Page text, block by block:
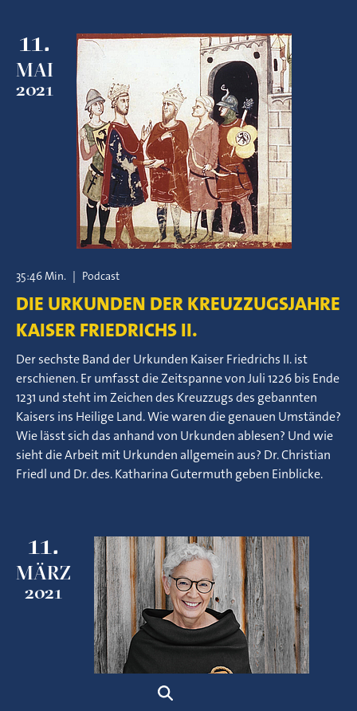
Suche
11.
MAI
2021
35:46 Min. | Podcast
DIE URKUNDEN DER KREUZZUGSJAHRE
KAISER FRIEDRICHS II.
Der sechste Band der Urkunden Kaiser Friedrichs II. ist
erschienen. Er umfasst die Zeitspanne von Juli 1226 bis Ende
1231 und steht im Zeichen des Kreuzzugs des gebannten
Kaisers ins Heilige Land. Wie waren die genauen Umstände?
Wie lässt sich das anhand von Urkunden ablesen? Und wie
sieht die Arbeit mit Urkunden allgemein aus? Dr. Christian
Friedl und Dr. des. Katharina Gutermuth geben Einblicke.
11.
MÄRZ
2021